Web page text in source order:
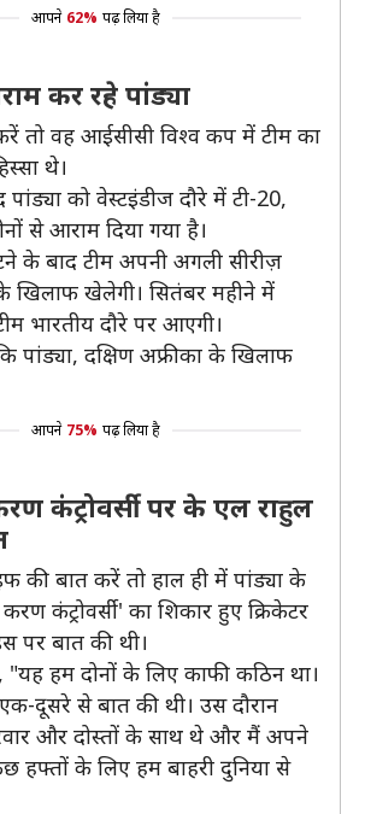
आपने 62% पढ़ लिया है
कर रहे पांड्या
तो वह आईसीसी विश्व कप में टीम का
थे।
को वेस्टइंडीज दौरे में टी-20,
से आराम दिया गया है।
के बाद टीम अपनी अगली सीरीज़
खिलाफ खेलेगी। सितंबर महीने में
भारतीय दौरे पर आएगी।
पांड्या, दक्षिण अफ्रीका के खिलाफ
आपने 75% पढ़ लिया है
कंट्रोवर्सी पर के एल राहुल
की बात करें तो हाल ही में पांड्या के
कंट्रोवर्सी' का शिकार हुए क्रिकेटर
पर बात की थी।
"यह हम दोनों के लिए काफी कठिन था।
दूसरे से बात की थी। उस दौरान
और दोस्तों के साथ थे और मैं अपने
हफ्तों के लिए हम बाहरी दुनिया से